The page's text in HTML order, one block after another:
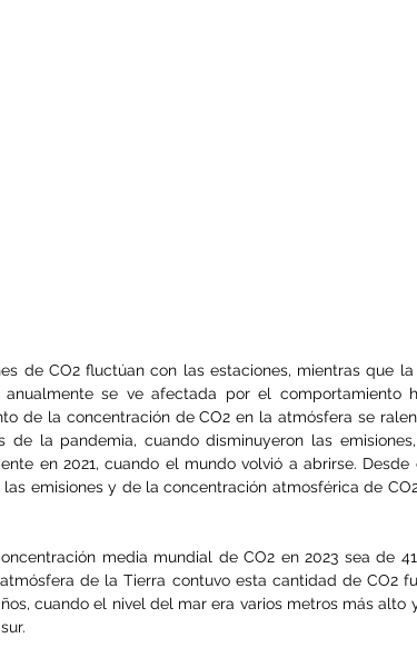
de CO2 fluctúan con las estaciones, mientras que
se ve afectada por el comportamiento
de la concentración de CO2 en la atmósfera se
de la pandemia, cuando disminuyeron las
en 2021, cuando el mundo volvió a abrirse. Desde
emisiones y de la concentración atmosférica de
media mundial de CO2 en 2023 sea de
de la Tierra contuvo esta cantidad de CO2
cuando el nivel del mar era varios metros más alto